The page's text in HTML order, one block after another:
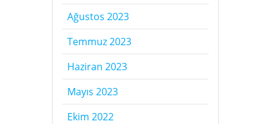
Ağustos 2023
Temmuz 2023
Haziran 2023
Mayıs 2023
Ekim 2022